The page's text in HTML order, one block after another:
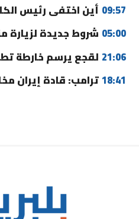
09:57 أين اختفى رئيس
05:00 شروط جديدة لزيارة
21:06 لقجع يرسم خارطة
18:41ترامب: قادة إيران